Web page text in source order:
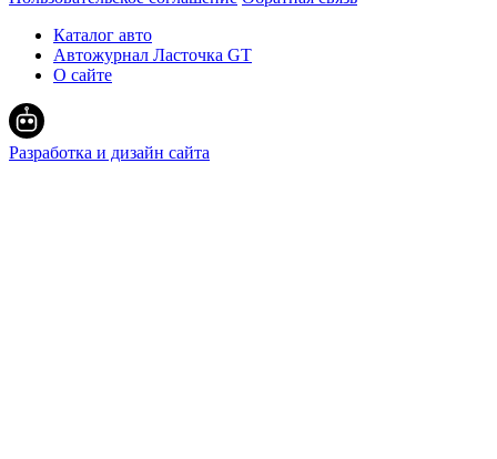
Каталог авто
Автожурнал Ласточка GT
О сайте
Разработка и дизайн сайта